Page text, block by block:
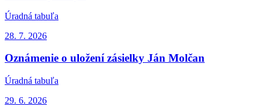
Úradná tabuľa
28. 7. 2026
Oznámenie o uložení zásielky Ján Molčan
Úradná tabuľa
29. 6. 2026